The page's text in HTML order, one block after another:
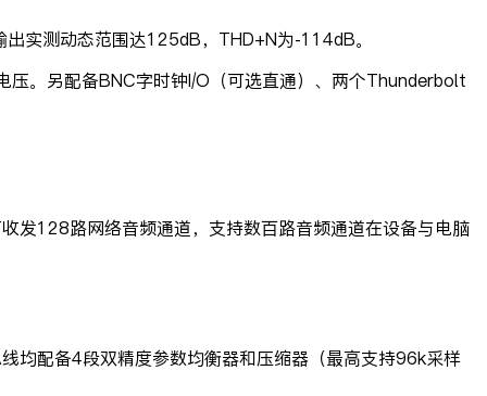
实测动态范围达125dB，THD+N为-114dB。
压。另配备BNC字时钟I/O（可选直通）、两个Thunderbolt
发128路网络音频通道，支持数百路音频通道在设备与电脑
均配备4段双精度参数均衡器和压缩器（最高支持96k采样